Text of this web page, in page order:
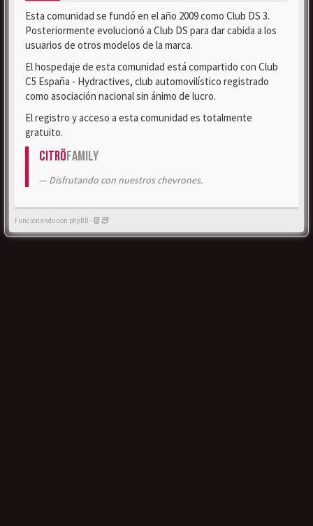
Esta comunidad se fundó en el año 2009 como Club DS 3.
Posteriormente evolucionó a Club DS para dar cabida a los
usuarios de otros modelos de la marca.
El hospedaje de esta comunidad está compartido con Club
C5 España - Hydractives, club automovilístico registrado
como asociación nacional sin ánimo de lucro.
El registro y acceso a esta comunidad es totalmente
gratuito.
CitröFamily
Disfrutando con nuestros chevrones.
Funcionando con phpBB -